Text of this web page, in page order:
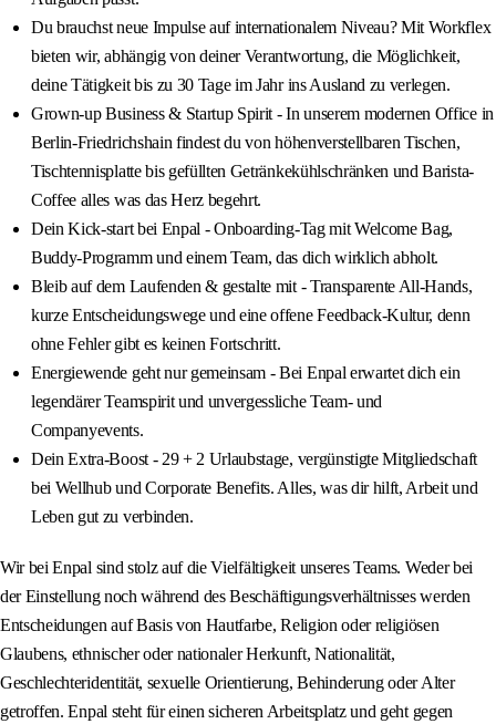
Du brauchst neue Impulse auf internationalem Niveau? Mit Workflex
bieten wir, abhängig von deiner Verantwortung, die Möglichkeit,
deine Tätigkeit bis zu 30 Tage im Jahr ins Ausland zu verlegen.
Grown-up Business & Startup Spirit - In unserem modernen Office in
Berlin-Friedrichshain findest du von höhenverstellbaren Tischen,
Tischtennisplatte bis gefüllten Getränkekühlschränken und Barista-
Coffee alles was das Herz begehrt.
Dein Kick-start bei Enpal - Onboarding-Tag mit Welcome Bag,
Buddy-Programm und einem Team, das dich wirklich abholt.
Bleib auf dem Laufenden & gestalte mit - Transparente All-Hands,
kurze Entscheidungswege und eine offene Feedback-Kultur, denn
ohne Fehler gibt es keinen Fortschritt.
Energiewende geht nur gemeinsam - Bei Enpal erwartet dich ein
legendärer Teamspirit und unvergessliche Team- und
Companyevents.
Dein Extra-Boost - 29 + 2 Urlaubstage, vergünstigte Mitgliedschaft
bei Wellhub und Corporate Benefits. Alles, was dir hilft, Arbeit und
Leben gut zu verbinden.
Wir bei Enpal sind stolz auf die Vielfältigkeit unseres Teams. Weder bei
der Einstellung noch während des Beschäftigungsverhältnisses werden
Entscheidungen auf Basis von Hautfarbe, Religion oder religiösen
Glaubens, ethnischer oder nationaler Herkunft, Nationalität,
Geschlechteridentität, sexuelle Orientierung, Behinderung oder Alter
getroffen. Enpal steht für einen sicheren Arbeitsplatz und geht gegen